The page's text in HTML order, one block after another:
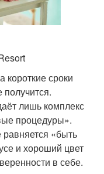
сроки
лишь комплекс
процедуры».
«быть
и хороший цвет
в себе.